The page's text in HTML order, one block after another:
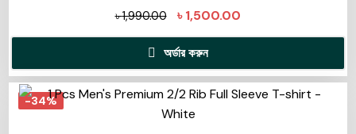
৳1,990.00 ৳1,500.00
অর্ডার করুন
-34%